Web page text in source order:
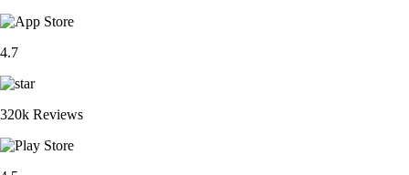
4.7
320k Reviews